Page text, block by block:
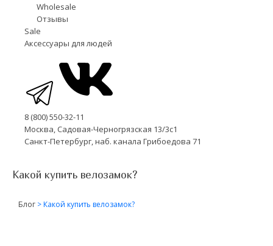
Wholesale
Отзывы
Sale
Аксессуары для людей
8 (800) 550-32-11
Москва, Садовая-Черногрязская 13/3с1
Санкт-Петербург, наб. канала Грибоедова 71
Какой купить велозамок?
Блог >Какой купить велозамок?